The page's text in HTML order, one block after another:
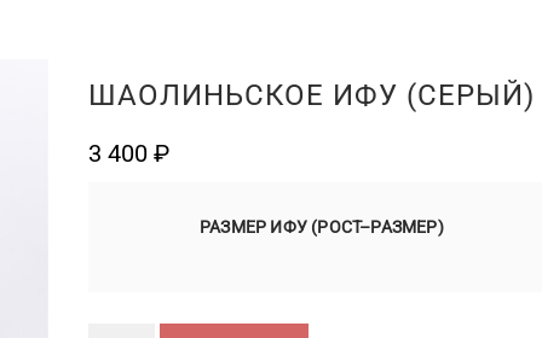
ШАОЛИНЬСКОЕ ИФУ (СЕРЫЙ)
3 400 ₽
РАЗМЕР ИФУ (РОСТ–РАЗМЕР)